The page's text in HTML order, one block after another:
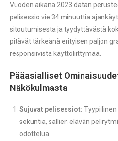
Vuoden aikana 2023 datan
pelisessio vie 34 minuuttia
sitoutumisesta ja tyydyttävästä
pitävät tärkeänä erityisen paljon
responsiivista käyttöliittymää.
Pääasialliset
Näkökulmasta
Sujuvat pelisessiot:
sekuntia, sallien elävän
odottelua